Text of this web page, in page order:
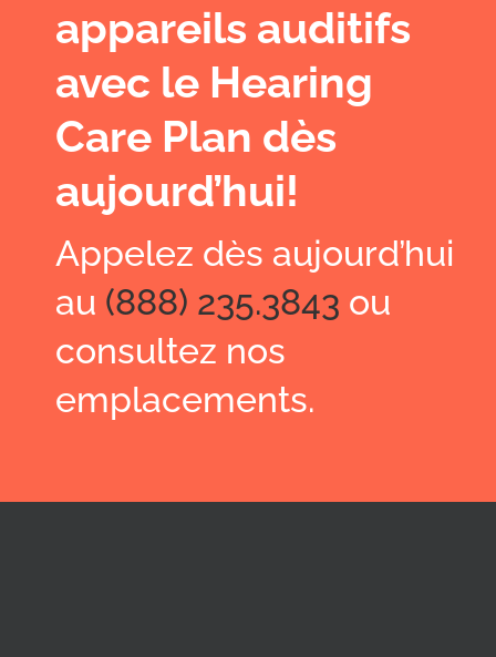
appareils auditifs
avec le Hearing
Care Plan dès
aujourd’hui!
Appelez dès aujourd’hui
au (888) 235.3843 ou
consultez nos
emplacements.